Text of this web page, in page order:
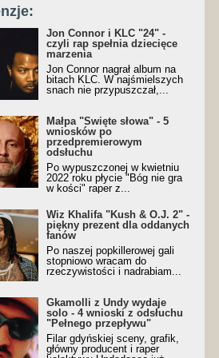
Jon Connor i KLC "24" -
czyli rap spełnia dziecięce
marzenia
Jon Connor nagrał album na
bitach KLC. W najśmielszych
snach nie przypuszczał,...
Małpa "Święte słowa" - 5
wniosków po
przedpremierowym
odsłuchu
Po wypuszczonej w kwietniu
2022 roku płycie "Bóg nie gra
w kości" raper z...
Wiz Khalifa "Kush & O.J. 2" -
piękny prezent dla oddanych
fanów
Po naszej popkillerowej gali
stopniowo wracam do
rzeczywistości i nadrabiam...
Gkamolli z Undy wydaje
solo - 4 wnioski z odsłuchu
"Pełnego przepływu"
Filar gdyńskiej sceny, grafik,
główny producent i raper